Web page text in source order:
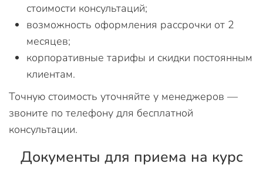
стоимости консультаций;
возможность оформления рассрочки от 2
месяцев;
корпоративные тарифы и скидки постоянным
клиентам.
Точную стоимость уточняйте у менеджеров —
звоните по телефону для бесплатной
консультации.
Документы для приема на курс